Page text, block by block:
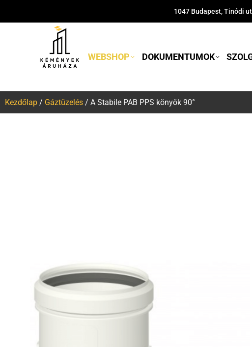
1047 Budapest, Tinódi
WEBSHOP DOKUMENTUMOK
Kezdőlap / Gáztüzelés / A Stabile PAB PPS könyök 90°